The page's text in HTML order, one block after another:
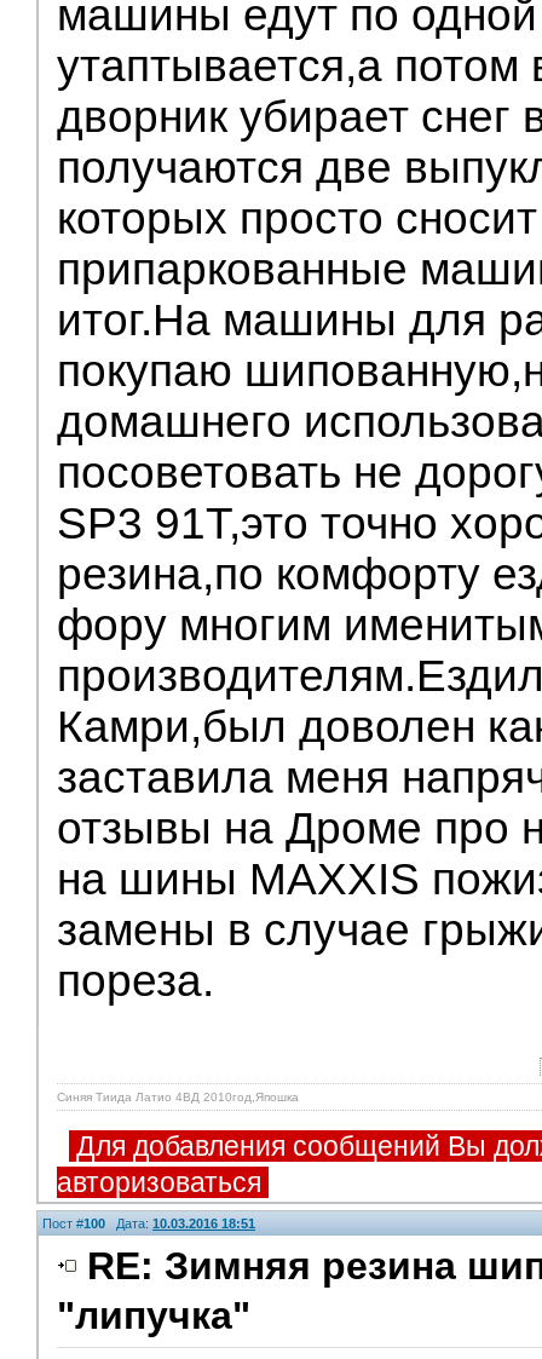
машины едут по одной
утаптывается,а потом
дворник убирает снег
получаются две
которых просто
припаркованные
итог.На машины для
покупаю
домашнего
посоветовать не
SP3 91T,это точно
резина,по комфорту
фору многим
Камри,был доволен
заставила меня
отзывы на Дроме про
на шины MAXXIS
замены в случае
пореза.
Синяя Тиида Латио 4ВД 2010год,Япошка
Для добавления сообщений Вы
авторизоваться
Пост #100 Дата: 10.03.2016 18:51
RE: Зимняя резина
"липучка"